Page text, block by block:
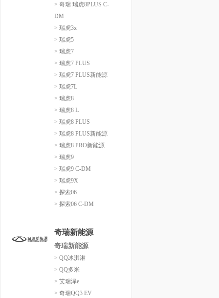
> 奇瑞 瑞虎8PLUS C-
DM
> 瑞虎3x
> 瑞虎5
> 瑞虎7
> 瑞虎7 PLUS
> 瑞虎7 PLUS新能源
> 瑞虎7L
> 瑞虎8
> 瑞虎8 L
> 瑞虎8 PLUS
> 瑞虎8 PLUS新能源
> 瑞虎8 PRO新能源
> 瑞虎9
> 瑞虎9 C-DM
> 瑞虎9X
> 探索06
> 探索06 C-DM
奇瑞新能源
奇瑞新能源
> QQ冰淇淋
> QQ多米
> 艾瑞泽e
> 奇瑞QQ3 EV